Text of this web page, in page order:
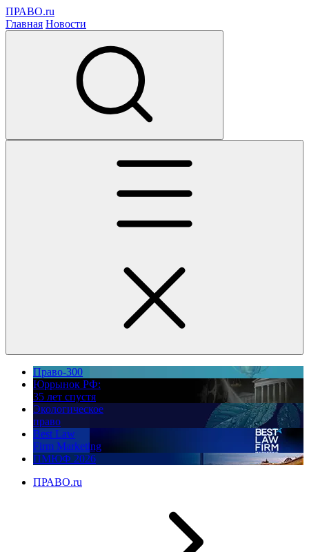
ПРАВО.ru
Главная Новости
Право-300
Юррынок РФ:
35 лет спустя
Экологическое
право
Best Law
Firm Marketing
ПМЮФ 2026
ПРАВО.ru